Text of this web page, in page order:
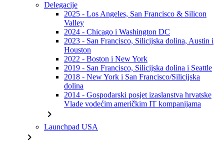
Delegacije
2025 - Los Angeles, San Francisco & Silicon
Valley
2024 - Chicago i Washington DC
2023 - San Francisco, Silicijska dolina, Austin i
Houston
2022 - Boston i New York
2019 - San Francisco, Silicijska dolina i Seattle
2018 - New York i San Francisco/Silicijska
dolina
2014 - Gospodarski posjet izaslanstva hrvatske
Vlade vodećim američkim IT kompanijama
chevron_right
Launchpad USA
chevron_right